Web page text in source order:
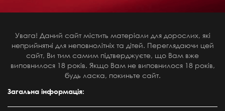
Увага! Даний сайт містить матеріали для дорослих, які
неприйнятні для неповнолітніх та дітей. Переглядаючи цей
сайт, Ви тим самим підтверджуєте, що Вам вже
виповнилося 18 років. Якщо Вам не виповнилося 18 років,
будь ласка, покиньте сайт.
Загальна інформація: